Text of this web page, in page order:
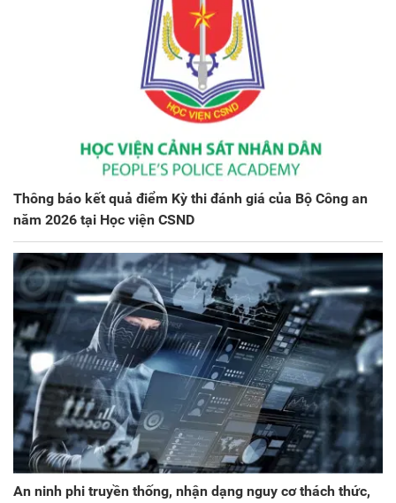
Thông báo kết quả điểm Kỳ thi đánh giá của Bộ Công an
năm 2026 tại Học viện CSND
An ninh phi truyền thống, nhận dạng nguy cơ thách thức,